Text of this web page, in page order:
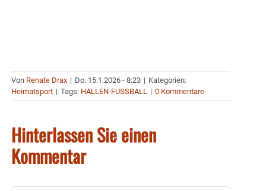
Von Renate Drax | Do. 15.1.2026 - 8:23 | Kategorien:
Heimatsport | Tags: HALLEN-FUSSBALL | 0 Kommentare
Hinterlassen Sie einen
Kommentar